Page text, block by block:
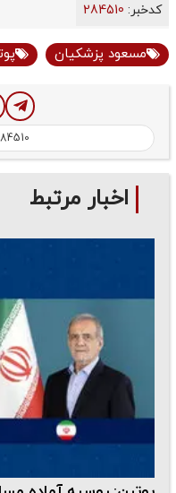
کدخبر:
مسعود پزشکیان
اخبار مرتبط